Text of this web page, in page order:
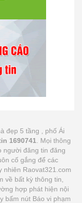
đẹp 5 tầng , phố Ái
1690741 . Mọi thông
người đăng tin đăng
cố gắng để các
nhiên Raovat321.com
về bất kỳ thông tin,
hợp phát hiện nội
bấm nút Báo vi phạm